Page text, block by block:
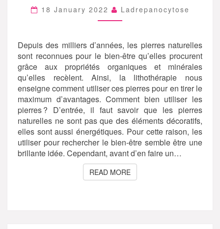
ÊTRE
18 January 2022 Ladrepanocytose
Depuis des milliers d’années, les pierres naturelles
sont reconnues pour le bien-être qu’elles procurent
grâce aux propriétés organiques et minérales
qu’elles recèlent. Ainsi, la lithothérapie nous
enseigne comment utiliser ces pierres pour en tirer le
maximum d’avantages. Comment bien utiliser les
pierres ? D’entrée, il faut savoir que les pierres
naturelles ne sont pas que des éléments décoratifs,
elles sont aussi énergétiques. Pour cette raison, les
utiliser pour rechercher le bien-être semble être une
brillante idée. Cependant, avant d’en faire un…
READ MOREREAD MORE